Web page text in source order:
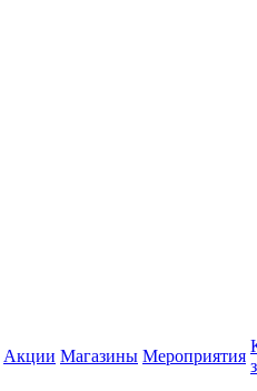
Акции Магазины Мероприятия